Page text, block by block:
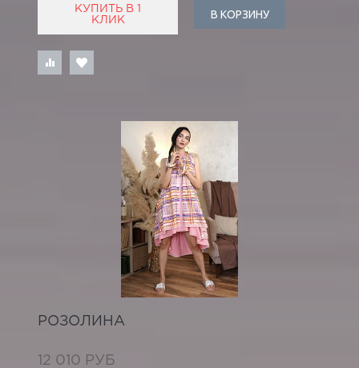
КУПИТЬ В 1
КЛИК
В КОРЗИНУ
РОЗОЛИНА
12 010 РУБ